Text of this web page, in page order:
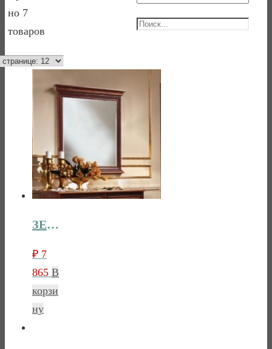
но 7
товаров
ЗЕРКАЛО ГМ 8075
₽ 7
865 В
корзи
ну